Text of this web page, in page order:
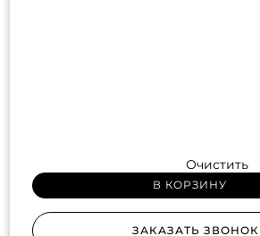
Очистить
В КОРЗИНУ
ЗАКАЗАТЬ ЗВОНОК